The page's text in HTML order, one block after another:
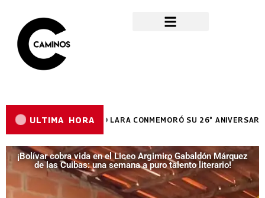
ULTIMA HORA
DEL ESTADO LARA CONMEMORÓ SU 26° ANIVERSARIO
¡Bolívar cobra vida en el Liceo Argimiro Gabaldón Márquez
de las Cuibas: una semana a puro talento literario!